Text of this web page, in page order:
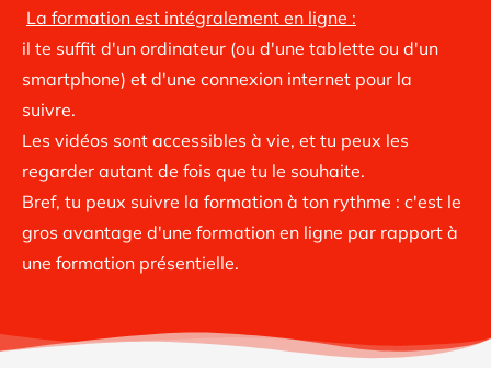
La formation est intégralement en ligne :
il te suffit d'un ordinateur (ou d'une tablette ou d'un
smartphone) et d'une connexion internet pour la
suivre.
Les vidéos sont accessibles à vie, et tu peux les
regarder autant de fois que tu le souhaite.
Bref, tu peux suivre la formation à ton rythme : c'est le
gros avantage d'une formation en ligne par rapport à
une formation présentielle.